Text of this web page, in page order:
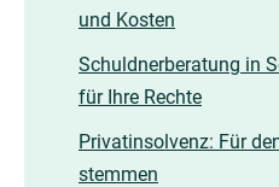
und Kosten
Schuldnerberatung in
für Ihre Rechte
Privatinsolvenz: Für
stemmen